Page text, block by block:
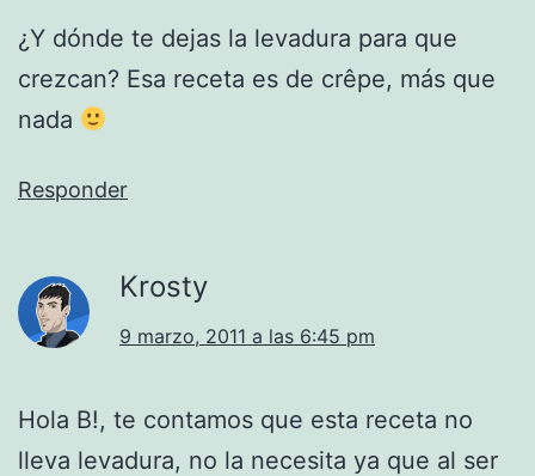
¿Y dónde te dejas la levadura para que
crezcan? Esa receta es de crêpe, más que
nada
Responder
Krosty
9 marzo, 2011 a las 6:45 pm
Hola B!, te contamos que esta receta no
lleva levadura, no la necesita ya que al ser